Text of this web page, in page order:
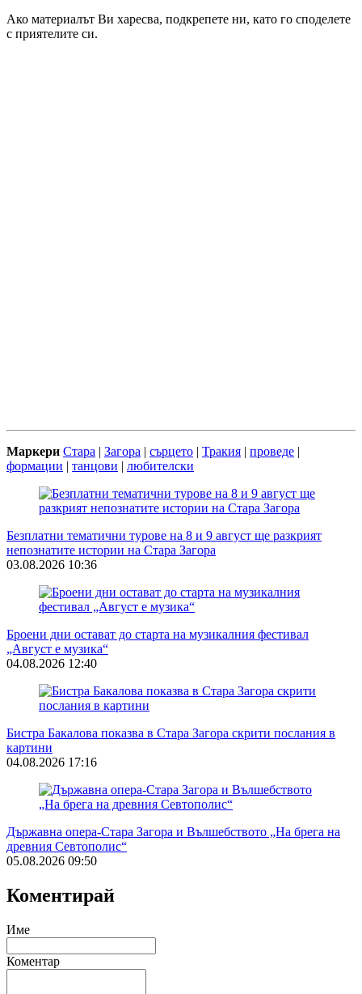
Ако материалът Ви харесва, подкрепете ни, като го споделете
с приятелите си.
Маркери Стара | Загора | сърцето | Тракия | проведе |
формации | танцови | любителски
Безплатни тематични турове на 8 и 9 август ще разкрият
непознатите истории на Стара Загора
03.08.2026 10:36
Броени дни остават до старта на музикалния фестивал
„Август е музика“
04.08.2026 12:40
Бистра Бакалова показва в Стара Загора скрити послания в
картини
04.08.2026 17:16
Държавна опера-Стара Загора и Вълшебството „На брега на
древния Севтополис“
05.08.2026 09:50
Коментирай
Име
Коментар